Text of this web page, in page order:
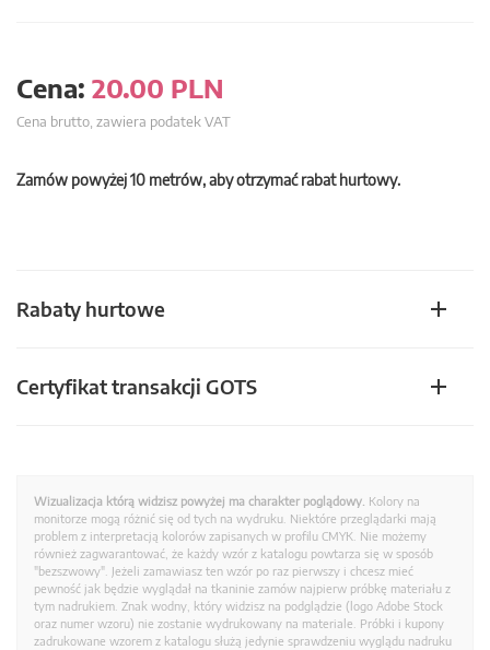
Cena: 20.00 PLN
Cena brutto, zawiera podatek VAT
Zamów powyżej 10 metrów, aby otrzymać rabat hurtowy.
Rabaty hurtowe
Certyfikat transakcji GOTS
Wizualizacja którą widzisz powyżej ma charakter poglądowy. Kolory na
monitorze mogą różnić się od tych na wydruku. Niektóre przeglądarki mają
problem z interpretacją kolorów zapisanych w profilu CMYK. Nie możemy
również zagwarantować, że każdy wzór z katalogu powtarza się w sposób
"bezszwowy". Jeżeli zamawiasz ten wzór po raz pierwszy i chcesz mieć
pewność jak będzie wyglądał na tkaninie zamów najpierw próbkę materiału z
tym nadrukiem. Znak wodny, który widzisz na podglądzie (logo Adobe Stock
oraz numer wzoru) nie zostanie wydrukowany na materiale. Próbki i kupony
zadrukowane wzorem z katalogu służą jedynie sprawdzeniu wyglądu nadruku